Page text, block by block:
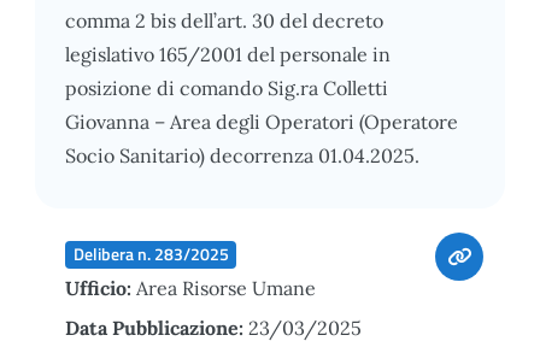
comma 2 bis dell’art. 30 del decreto
legislativo 165/2001 del personale in
posizione di comando Sig.ra Colletti
Giovanna – Area degli Operatori (Operatore
Socio Sanitario) decorrenza 01.04.2025.
Delibera n. 283/2025
Ufficio: Area Risorse Umane
Data Pubblicazione: 23/03/2025